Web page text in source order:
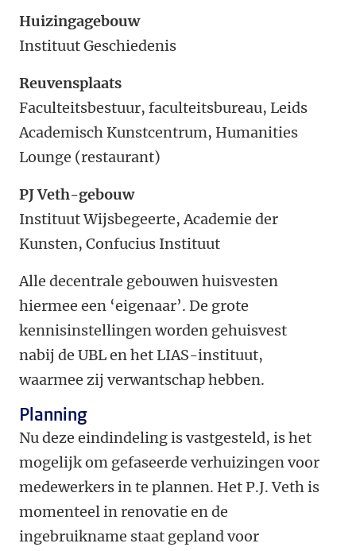
Huizingagebouw
Instituut Geschiedenis
Reuvensplaats
Faculteitsbestuur, faculteitsbureau, Leids
Academisch Kunstcentrum, Humanities
Lounge (restaurant)
PJ Veth-gebouw
Instituut Wijsbegeerte, Academie der
Kunsten, Confucius Instituut
Alle decentrale gebouwen huisvesten
hiermee een ‘eigenaar’. De grote
kennisinstellingen worden gehuisvest
nabij de UBL en het LIAS-instituut,
waarmee zij verwantschap hebben.
Planning
Nu deze eindindeling is vastgesteld, is het
mogelijk om gefaseerde verhuizingen voor
medewerkers in te plannen. Het P.J. Veth is
momenteel in renovatie en de
ingebruikname staat gepland voor